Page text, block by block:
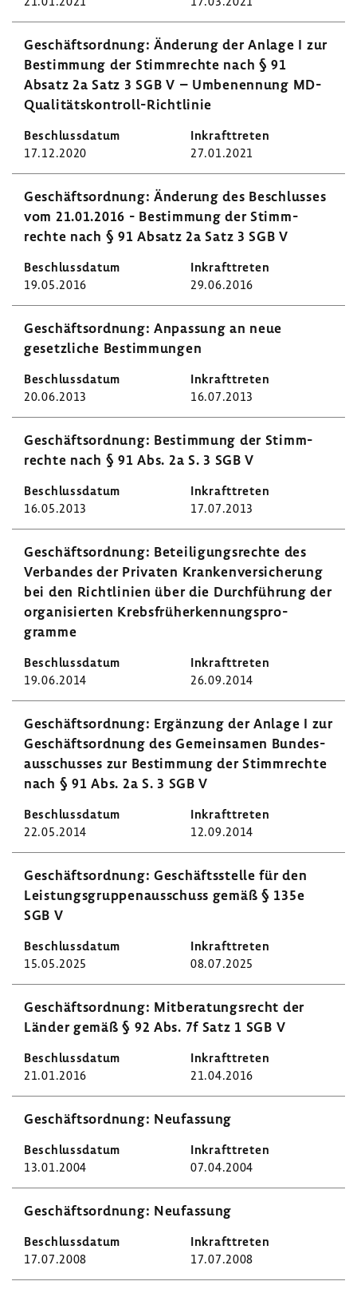
Geschäfts­ord­nung: Ände­rung der Anlage I zur
Bestim­mung der Stimm­rechte nach § 91
Absatz 2a Satz 3 SGB V – Umbe­nen­nung MD-​
Qualitätskontroll-Richtlinie
17.12.2020 27.01.2021
Geschäfts­ord­nung: Ände­rung des Beschlusses
vom 21.01.2016 - Bestim­mung der Stimm­
rechte nach § 91 Absatz 2a Satz 3 SGB V
19.05.2016 29.06.2016
Geschäfts­ord­nung: Anpas­sung an neue
gesetz­liche Bestim­mungen
20.06.2013 16.07.2013
Geschäfts­ord­nung: Bestim­mung der Stimm­
rechte nach § 91 Abs. 2a S. 3 SGB V
16.05.2013 17.07.2013
Geschäfts­ord­nung: Betei­li­gungs­rechte des
Verbandes der Privaten Kran­ken­ver­si­che­rung
bei den Richt­li­nien über die Durch­füh­rung der
orga­ni­sierten Krebs­früh­erken­nungs­pro­
gramme
19.06.2014 26.09.2014
Geschäfts­ord­nung: Ergän­zung der Anlage I zur
Geschäfts­ord­nung des Gemein­samen Bundes­
aus­schusses zur Bestim­mung der Stimm­rechte
nach § 91 Abs. 2a S. 3 SGB V
22.05.2014 12.09.2014
Geschäfts­ord­nung: Geschäfts­stelle für den
Leis­tungs­grup­pen­aus­schuss gemäß § 135e
SGB V
15.05.2025 08.07.2025
Geschäfts­ord­nung: Mitbe­ra­tungs­recht der
Länder gemäß § 92 Abs. 7f Satz 1 SGB V
21.01.2016 21.04.2016
Geschäfts­ord­nung: Neufas­sung
13.01.2004 07.04.2004
Geschäfts­ord­nung: Neufas­sung
17.07.2008 17.07.2008